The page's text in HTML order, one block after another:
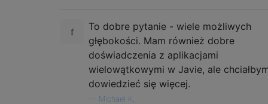
To dobre pytanie - wiele możliwych
głębokości. Mam również dobre
doświadczenia z aplikacjami
wielowątkowymi w Javie, ale
dowiedzieć się więcej.
Michael K,